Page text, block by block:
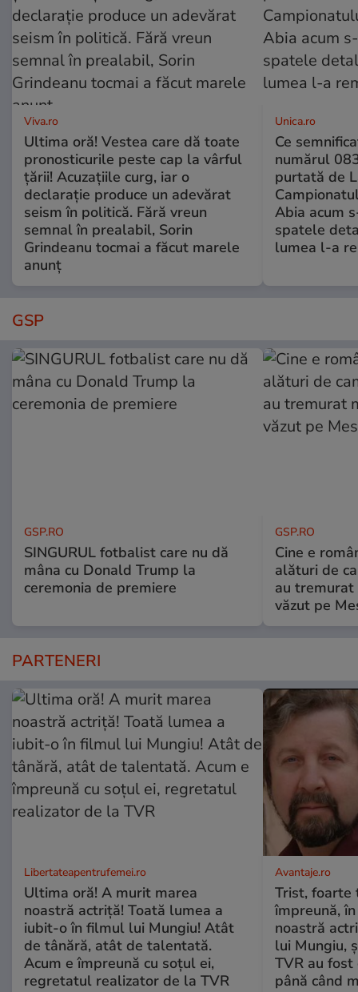
Viva.ro
Ultima oră! Vestea care dă toate
pronosticurile peste cap la vârful
țării! Acuzațiile curg, iar o
declarație produce un adevărat
seism în politică. Fără vreun
semnal în prealabil, Sorin
Grindeanu tocmai a făcut marele
anunț
Unica.ro
Ce
numărul
purtată de
Abia acum
spatele
lumea l-a
GSP
GSP.RO
SINGURUL fotbalist care nu dă
mâna cu Donald Trump la
ceremonia de premiere
GSP.RO
Cine e
alături de
au
văzut pe
PARTENERI
Libertateapentrufemei.ro
Ultima oră! A murit marea
noastră actriță! Toată lumea a
iubit-o în filmul lui Mungiu! Atât
de tânără, atât de talentată.
Acum e împreună cu soțul ei,
regretatul realizator de la TVR
Avantaje.ro
Trist, foarte
împreună,
noastră
lui Mungiu,
TVR au
până când